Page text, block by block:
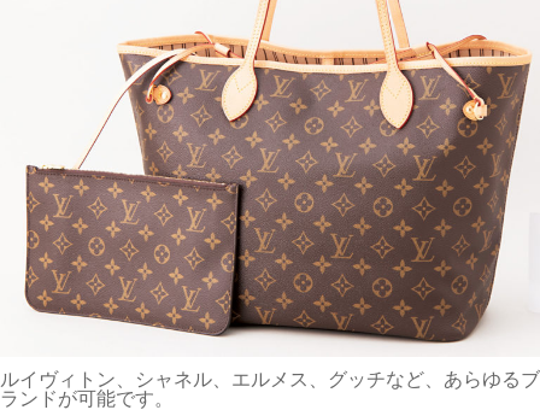
ルイヴィトン、シャネル、エルメス、グッチなど、あらゆるブ
ランドが可能です。